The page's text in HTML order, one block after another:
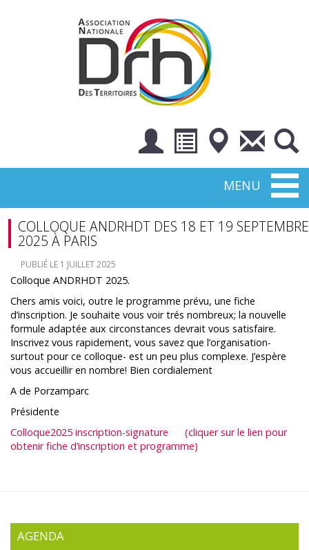
MENU
COLLOQUE ANDRHDT DES 18 ET 19 SEPTEMBRE
2025 À PARIS
PUBLIÉ LE 1 JUILLET 2025
Colloque ANDRHDT 2025.
Chers amis voici, outre le programme prévu, une fiche
d’inscription. Je souhaite vous voir trés nombreux; la nouvelle
formule adaptée aux circonstances devrait vous satisfaire.
Inscrivez vous rapidement, vous savez que l’organisation-
surtout pour ce colloque- est un peu plus complexe. J’espère
vous accueillir en nombre! Bien cordialement
A de Porzamparc
Présidente
Colloque2025 inscription-signature (cliquer sur le lien pour
obtenir fiche d’inscription et programme)
AGENDA